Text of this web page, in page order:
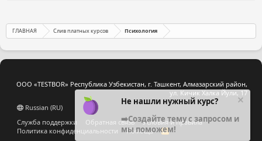
ГЛАВНАЯ Слив платных курсов Психология
ООО «TESTBOR» Республика Узбекистан, г. Ташкент, Алмазарский район,
ул. Кичик Халка Йули, 17
Russian (RU)
Служба поддержки
Обратная связь
Условия и правила
Политика конфиденциальности
Помощь
R
Не нашли нужный курс?
➡️Создайте тему с запросом и
мы поможем!